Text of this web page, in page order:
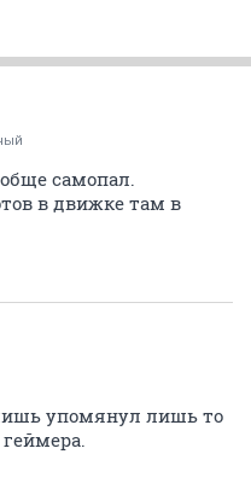
самопал.
в движке там в
упомянул лишь то